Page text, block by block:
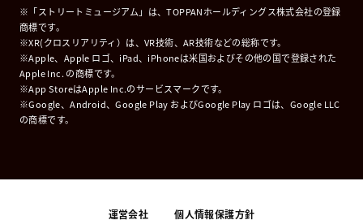
※「ストリートミュージアム」は、TOPPANホールディングス株式会社の登録
商標です。
※XR(クロスリアリティ）は、VR技術、AR技術などの総称です。
※Apple、Apple ロゴ、iPad、iPhoneは米国およびその他の国で登録された
Apple Inc. の商標です。
※App StoreはApple Inc.のサービスマークです。
※Google、Android、Google Play およびGoogle Play ロゴは、Google LLC
の商標です。
運営会社 個人情報保護方針